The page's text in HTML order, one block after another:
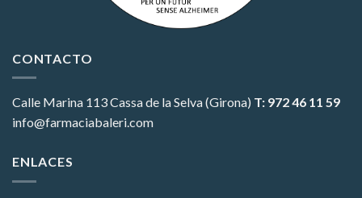
CONTACTO
Calle Marina 113Cassa de la Selva (Girona) T: 972 46 11 59
info@farmaciabaleri.com
ENLACES